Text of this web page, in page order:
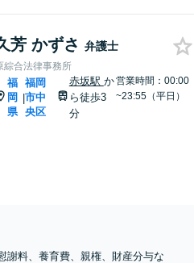
芳 かずさ 弁護士
綜合法律事務所
福
岡
県
|
福岡
市中
央区
赤坂駅 か
ら徒歩3
分
営業時間：00:00
~23:55（平日）
謝料、養育費、親権、財産分与な